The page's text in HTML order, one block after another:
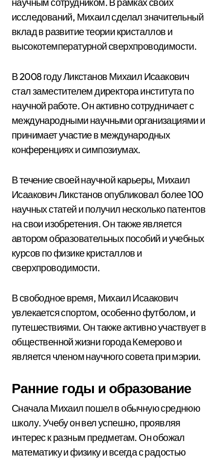
исследований, Михаил сделал значительный
вклад в развитие теории кристаллов и
высокотемпературной сверхпроводимости.
В 2008 году Ликстанов Михаил Исаакович
стал заместителем директора института по
научной работе. Он активно сотрудничает с
международными научными организациями и
принимает участие в международных
конференциях и симпозиумах.
В течение своей научной карьеры, Михаил
Исаакович Ликстанов опубликовал более 100
научных статей и получил несколько патентов
на свои изобретения. Он также является
автором образовательных пособий и учебных
курсов по физике кристаллов и
сверхпроводимости.
В свободное время, Михаил Исаакович
увлекается спортом, особенно футболом, и
путешествиями. Он также активно участвует в
общественной жизни города Кемерово и
является членом научного совета при мэрии.
Ранние годы и образование
Сначала Михаил пошел в обычную среднюю
школу. Учебу он вел успешно, проявляя
интерес к разным предметам. Он обожал
математику и физику и всегда с радостью